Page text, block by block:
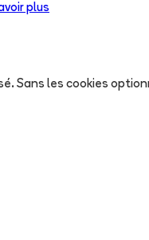
plus
Sans les cookies